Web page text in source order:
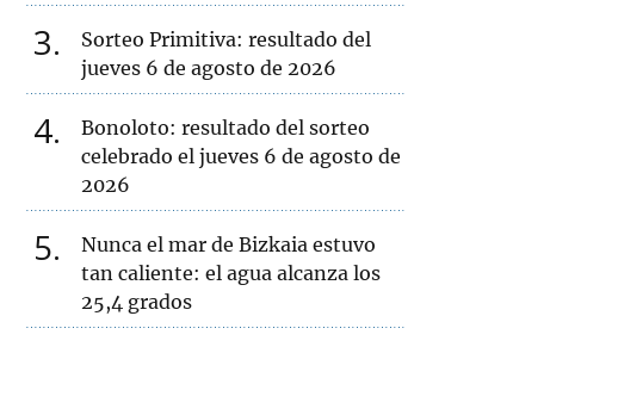
3
Sorteo Primitiva: resultado del
jueves 6 de agosto de 2026
4
Bonoloto: resultado del sorteo
celebrado el jueves 6 de agosto de
2026
5
Nunca el mar de Bizkaia estuvo
tan caliente: el agua alcanza los
25,4 grados